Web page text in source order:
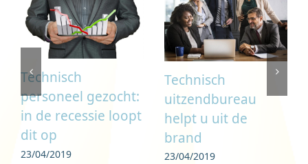
Technisch
personeel gezocht:
in de recessie loopt
dit op
23/04/2019
Technisch
uitzendbureau
helpt u uit de
brand
23/04/2019